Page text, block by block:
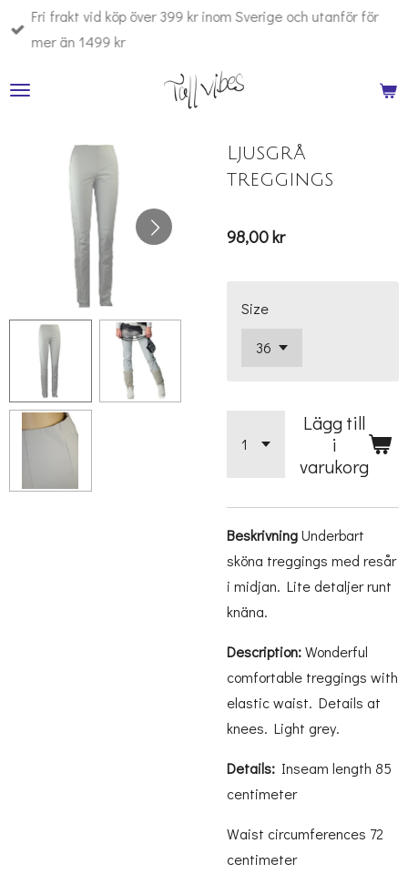
Hoppa
Fri frakt vid köp över 399 kr inom Sverige och utanför för
mer än 1499 kr
Ljusgrå
treggings
98,00 kr
Size
Lägg till
i
varukorg
BeskrivningUnderbart
sköna treggings med resår
i midjan. Lite detaljer runt
knäna.
Description:Wonderful
comfortable treggings with
elastic waist. Details at
knees. Light grey.
Details: Inseam length 85
centimeter
Waist circumferences 72
centimeter